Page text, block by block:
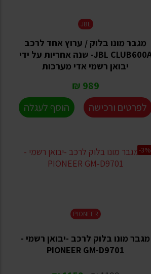
JBL
מגבר מונו בלוק / ערוץ אחד לרכב
JBL CLUB600A- שנה אחריות על ידי
יבואן רשמי אדי מערכות
989 ₪
לפרטים ורכישה
הוסף לעגלה
PIONEER
מגבר מונו בלוק לרכב -יבואן רשמי -
PIONEER GM-D9701
-3%